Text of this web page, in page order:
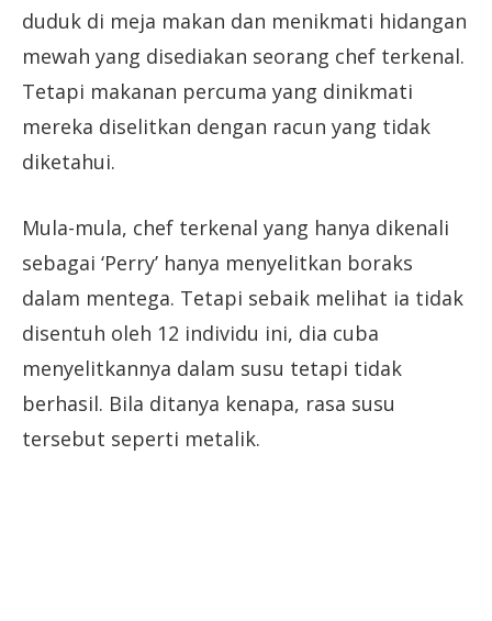
duduk di meja makan dan menikmati hidangan
mewah yang disediakan seorang chef terkenal.
Tetapi makanan percuma yang dinikmati
mereka diselitkan dengan racun yang tidak
diketahui.
Mula-mula, chef terkenal yang hanya dikenali
sebagai ‘Perry’ hanya menyelitkan boraks
dalam mentega. Tetapi sebaik melihat ia tidak
disentuh oleh 12 individu ini, dia cuba
menyelitkannya dalam susu tetapi tidak
berhasil. Bila ditanya kenapa, rasa susu
tersebut seperti metalik.